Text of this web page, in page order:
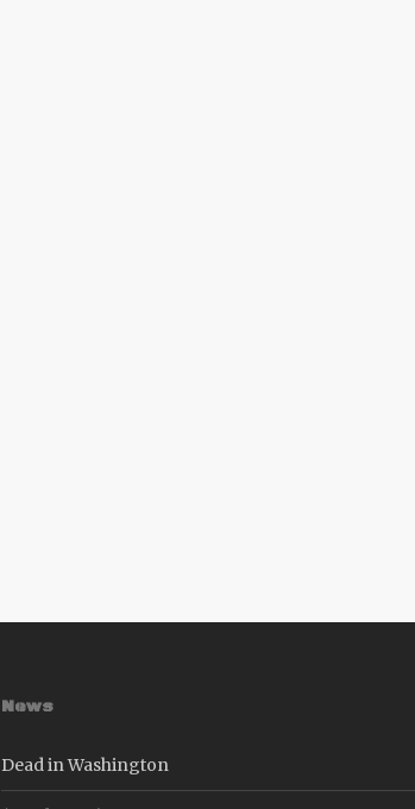
News
Dead in Washington